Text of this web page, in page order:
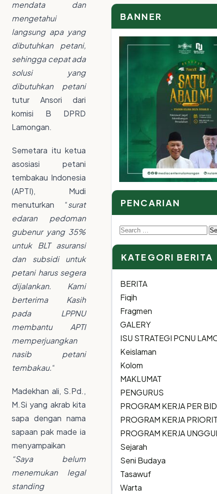
mendata dan
mengetahui
langsung apa yang
dibutuhkan petani,
sehingga cepat ada
solusi yang
dibutuhkan petani
tutur Ansori dari
komisi B DPRD
Lamongan.
Semetara itu ketua
asosiasi petani
tembakau Indonesia
(APTI), Mudi
menuturkan “surat
edaran pedoman
gubenur yang 35%
untuk BLT asuransi
dan subsidi untuk
petani harus segera
dijalankan. Kami
berterima Kasih
pada LPPNU
membantu APTI
memperjuangkan
nasib petani
tembakau.“
Madekhan ali, S.Pd.,
M.Si yang akrab kita
sapa dengan nama
sapaan pak made ia
menyampaikan
“Saya belum
menemukan legal
standing
BANNER
PENCARIAN
Search
for:
KATEGORI BERITA
BERITA
Fiqih
Fragmen
GALERY
ISU STRATEGI PCNU
Keislaman
Kolom
MAKLUMAT
PENGURUS
PROGRAM KERJA PER
PROGRAM KERJA
PROGRAM KERJA
Sejarah
Seni Budaya
Tasawuf
Warta